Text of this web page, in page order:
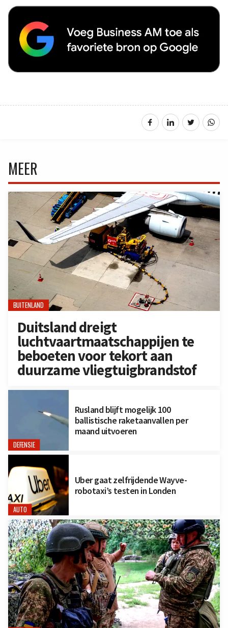
MEER
BUITENLAND
Duitsland dreigt
luchtvaartmaatschappijen te
beboeten voor tekort aan
duurzame vliegtuigbrandstof
DEFENSIE
Rusland blijft mogelijk 100
ballistische raketaanvallen per
maand uitvoeren
AUTO
Uber gaat zelfrijdende Wayve-
robotaxi’s testen in Londen